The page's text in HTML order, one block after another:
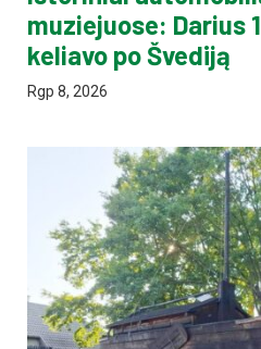
muziejuose: Darius
keliavo po Švediją
Rgp 8, 2026